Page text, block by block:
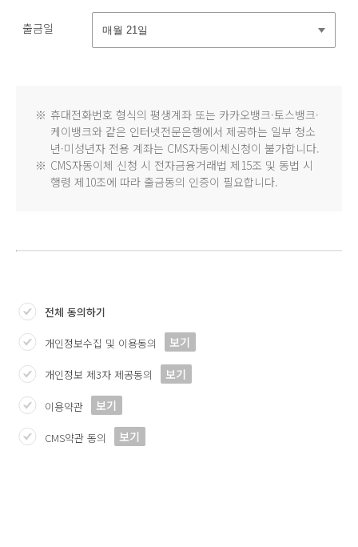
출금일
※ 휴대전화번호 형식의 평생계좌 또는 카카오뱅크·토스뱅크·
케이뱅크와 같은 인터넷전문은행에서 제공하는 일부 청소
년·미성년자 전용 계좌는 CMS자동이체신청이 불가합니다.
※ CMS자동이체 신청 시 전자금융거래법 제15조 및 동법 시
행령 제10조에 따라 출금동의 인증이 필요합니다.
전체 동의하기
개인정보수집 및 이용동의 보기
개인정보 제3자 제공동의 보기
이용약관 보기
CMS약관 동의 보기